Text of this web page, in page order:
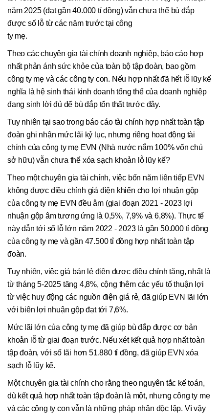
năm 2025 (đạt gần 40.000 tỉ đồng) vẫn chưa thể bù đắp
được số lỗ từ các năm trước tại công
ty mẹ.
Theo các chuyên gia tài chính doanh nghiệp, báo cáo hợp
nhất phản ánh sức khỏe của toàn bộ tập đoàn, bao gồm
công ty mẹ và các công ty con. Nếu hợp nhất đã hết lỗ lũy kế
nghĩa là hệ sinh thái kinh doanh tổng thể của doanh nghiệp
đang sinh lời đủ để bù đắp tổn thất trước đây.
Tuy nhiên tại sao trong báo cáo tài chính hợp nhất toàn tập
đoàn ghi nhận mức lãi kỷ lục, nhưng riêng hoạt động tài
chính của công ty mẹ EVN (Nhà nước nắm 100% vốn chủ
sở hữu) vẫn chưa thể xóa sạch khoản lỗ lũy kế?
Theo một chuyên gia tài chính, việc bốn năm liên tiếp EVN
không được điều chỉnh giá điện khiến cho lợi nhuận gộp
của công ty mẹ EVN đều âm (giai đoạn 2021 - 2023 lợi
nhuận gộp âm tương ứng là 0,5%, 7,9% và 6,8%). Thực tế
này dẫn tới số lỗ lớn năm 2022 - 2023 là gần 50.000 tỉ đồng
của công ty mẹ và gần 47.500 tỉ đồng hợp nhất toàn tập
đoàn.
Tuy nhiên, việc giá bán lẻ điện được điều chỉnh tăng, nhất là
từ tháng 5-2025 tăng 4,8%, cộng thêm các yếu tố thuận lợi
từ việc huy động các nguồn điện giá rẻ, đã giúp EVN lãi lớn
với biên lợi nhuận gộp đạt tới 7,6%.
Mức lãi lớn của công ty mẹ đã giúp bù đắp được cơ bản
khoản lỗ từ giai đoạn trước. Nếu xét kết quả hợp nhất toàn
tập đoàn, với số lãi hơn 51.880 tỉ đồng, đã giúp EVN xóa
sạch lỗ lũy kế.
Một chuyên gia tài chính cho rằng theo nguyên tắc kế toán,
dù kết quả hợp nhất toàn tập đoàn là một, nhưng công ty mẹ
và các công ty con vẫn là những pháp nhân độc lập. Vì vậy